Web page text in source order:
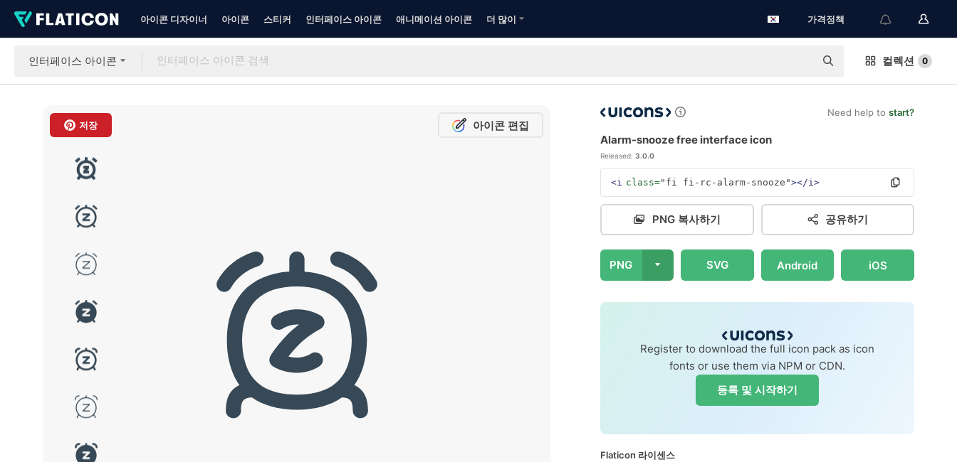
아이콘 디자이너 아이콘 스티커 인터페이스 아이콘 애니메이션 아이콘 더 많이 가격정책
인터페이스 아이콘 컬렉션 0
저장 아이콘 편집
Need help to start?
Alarm-snooze free interface icon
Released: 3.0.0
<i class="fi fi-rc-alarm-snooze"></i>
PNG 복사하기 공유하기
PNG SVG Android iOS
Register to download the full icon pack as icon
fonts or use them via NPM or CDN.
등록 및 시작하기
Flaticon 라이센스